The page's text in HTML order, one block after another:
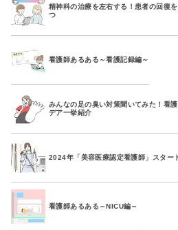
精神科の治療を左右する！患者の回復
つ
看護師あるある～看護記録編～
みんなの足の臭い対策聞いてみた！看
デア一挙紹介
2024年「美容医療認定看護師」スター
看護師あるある～NICU編～